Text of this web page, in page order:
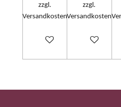
zzgl.
Versandkosten
In den Warenkorb
zzgl.
Versandkosten
In den